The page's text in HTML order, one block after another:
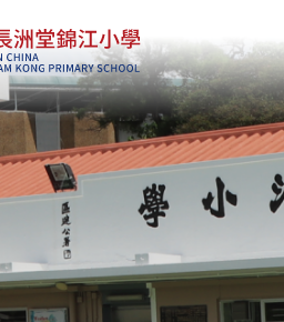
Toggle main menu visibility